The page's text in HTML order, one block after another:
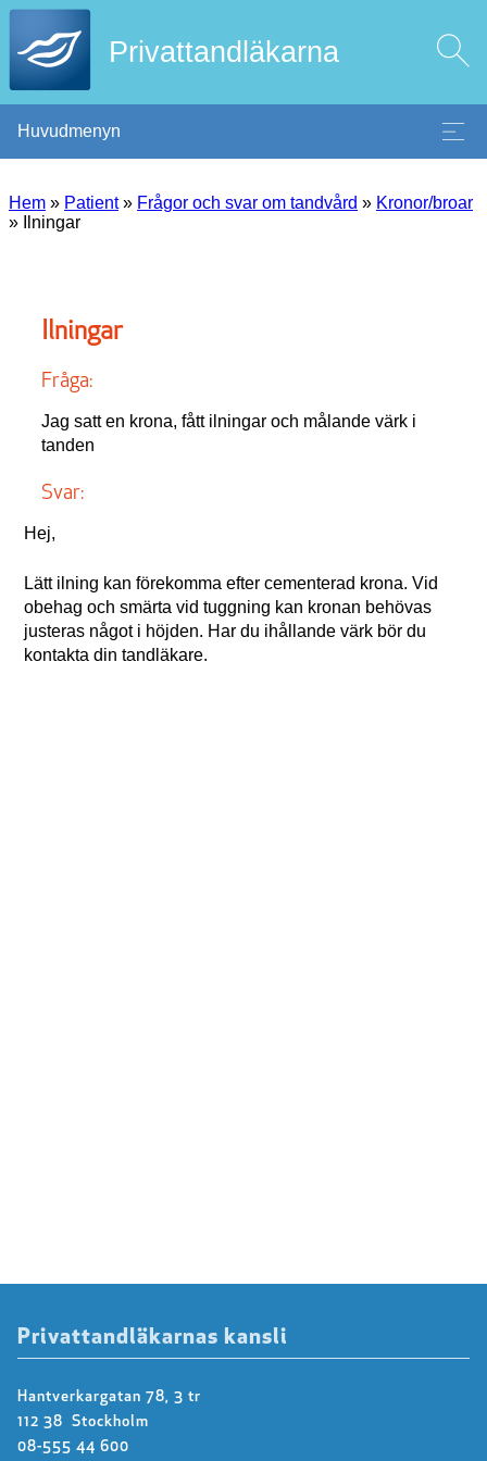
Privattandläkarna
Huvudmenyn
Hem » Patient» Frågor och svar om tandvård » Kronor/broar
»
Ilningar
Ilningar
Fråga:
Jag satt en krona, fått ilningar och målande värk i
tanden
Svar:
Hej,
Lätt ilning kan förekomma efter cementerad krona. Vid
obehag och smärta vid tuggning kan kronan behövas
justeras något i höjden. Har du ihållande värk bör du
kontakta din tandläkare.
Privattandläkarnas kansli
Hantverkargatan 78, 3 tr
112 38 Stockholm
08-555 44 600